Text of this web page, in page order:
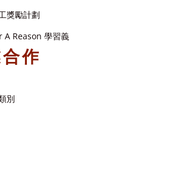
獎勵計劃
A Reason 學習義
作
別